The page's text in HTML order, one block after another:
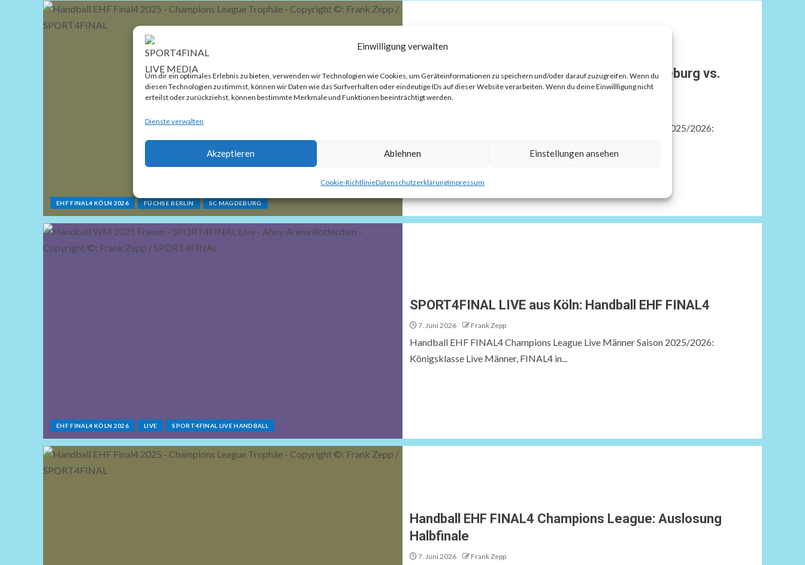
Einwilligung verwalten
Um dir ein optimales Erlebnis zu bieten, verwenden wir Technologien wie Cookies, um Geräteinformationen zu speichern und/oder darauf zuzugreifen. Wenn du
diesen Technologien zustimmst, können wir Daten wie das Surfverhalten oder eindeutige IDs auf dieser Website verarbeiten. Wenn du deine Einwillligung nicht
erteilst oder zurückziehst, können bestimmte Merkmale und Funktionen beeinträchtigt werden.
Dienste verwalten
Akzeptieren Ablehnen Einstellungen ansehen
Cookie-RichtlinieDatenschutzerklärungImpressum
EHF FINAL4 KÖLN 2026 FÜCHSE BERLIN SC MAGDEBURG
EHF FINAL4 Köln 2026 Halbfinale: SC Magdeburg vs.
Füchse Berlin
Handball EHF FINAL4 Champions League Live Männer Saison 2025/2026:
EHF FINAL4 KÖLN 2026 LIVE SPORT4FINAL LIVE HANDBALL
SPORT4FINAL LIVE aus Köln: Handball EHF FINAL4
7. Juni 2026 Frank Zepp
Handball EHF FINAL4 Champions League Live Männer Saison 2025/2026:
Königsklasse Live Männer, FINAL4 in...
Handball EHF FINAL4 Champions League: Auslosung
Halbfinale
7. Juni 2026 Frank Zepp